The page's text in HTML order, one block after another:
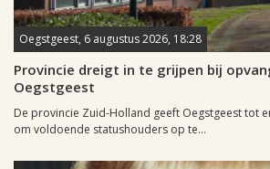
Oegstgeest, 6 augustus 2026, 18:28
Provincie dreigt in te grijpen bij
Oegstgeest
De provincie Zuid-Holland geeft Oegstgeest tot
om voldoende statushouders op te...